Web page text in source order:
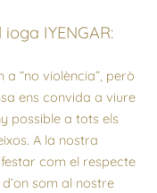
IYENGAR:
“no violència”, però
ens convida a viure
possible a tots els
A la nostra
com el respecte
som al nostre